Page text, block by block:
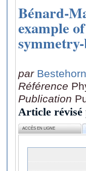
Bénard-
example
par
Référence
Publication
Article révisé
ACCÈS EN LIGNE